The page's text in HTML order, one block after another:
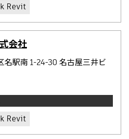
Revit
会社
名駅南 1-24-30 名古屋三井ビ
Revit